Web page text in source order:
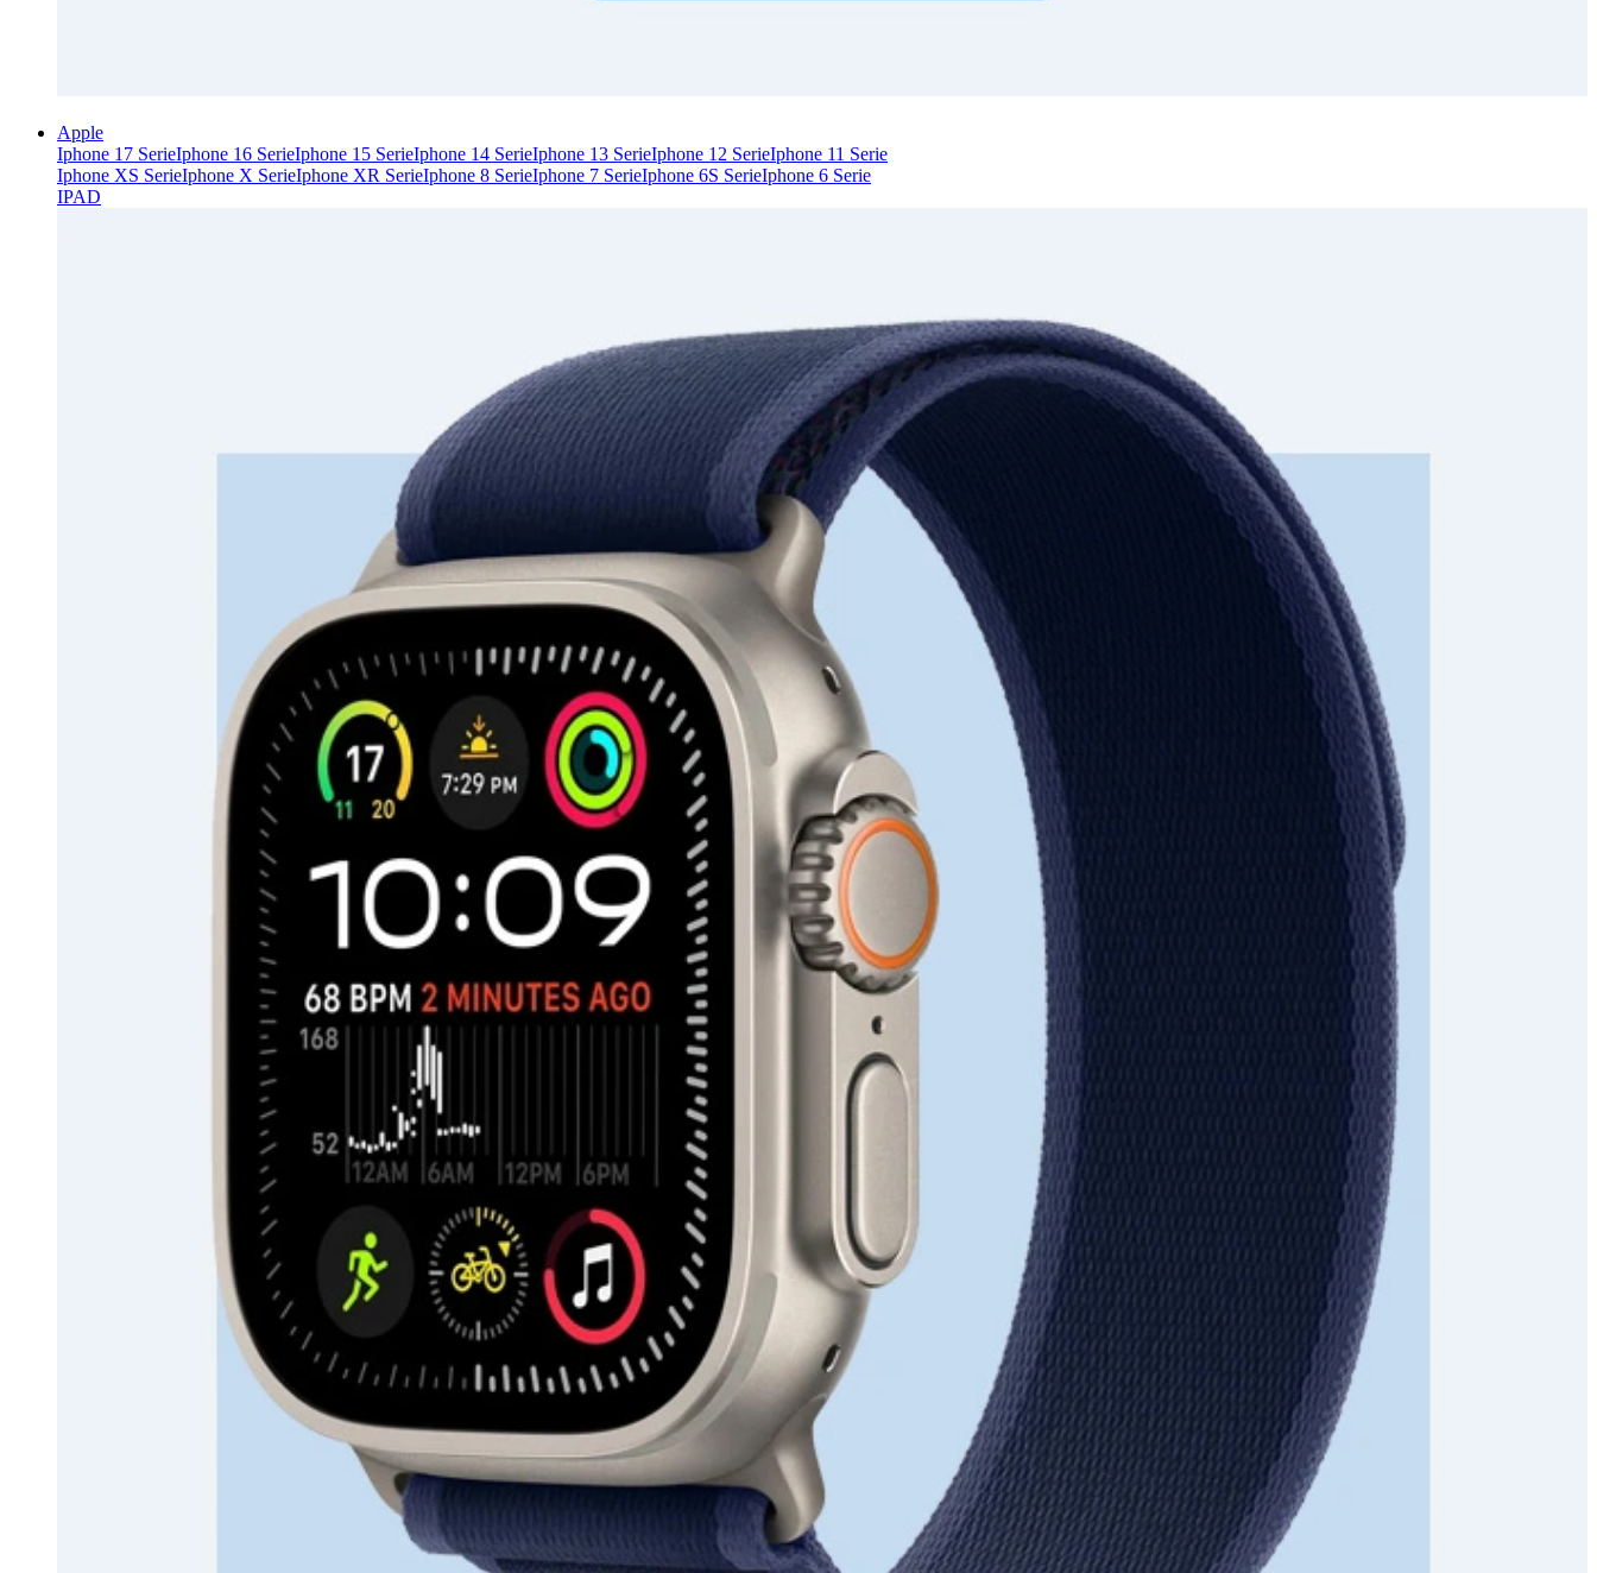
Apple
Iphone 17 SerieIphone 16 SerieIphone 15 SerieIphone 14 SerieIphone 13 SerieIphone 12 SerieIphone 11 Serie
Iphone XS SerieIphone X SerieIphone XR SerieIphone 8 SerieIphone 7 SerieIphone 6S SerieIphone 6 Serie
IPAD